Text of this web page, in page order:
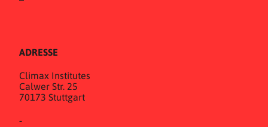
ADRESSE
Climax Institutes
Calwer Str. 25
70173 Stuttgart
-